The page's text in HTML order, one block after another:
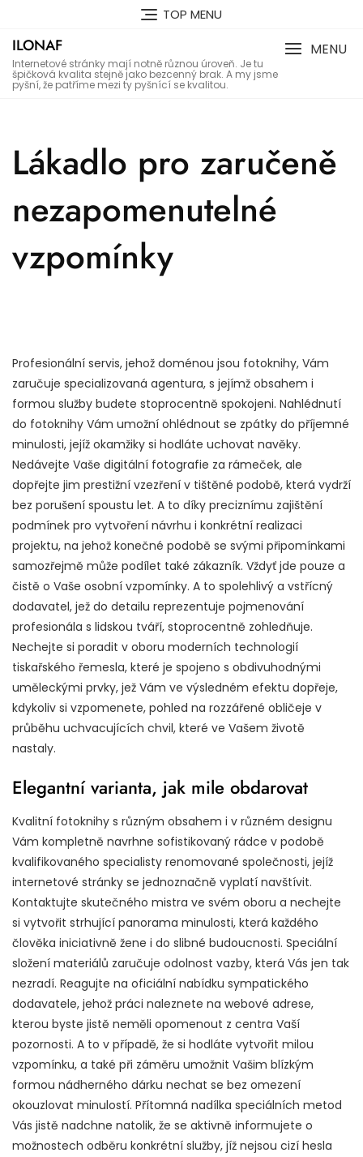
content
TOP MENU
ILONAF
Internetové stránky mají notně různou úroveň. Je tu
špičková kvalita stejně jako bezcenný brak. A my jsme
pyšní, že patříme mezi ty pyšnící se kvalitou.
MENU
Lákadlo pro zaručeně
nezapomenutelné
vzpomínky
Profesionální servis, jehož doménou jsou fotoknihy, Vám
zaručuje specializovaná agentura, s jejímž obsahem i
formou služby budete stoprocentně spokojeni. Nahlédnutí
do fotoknihy Vám umožní ohlédnout se zpátky do příjemné
minulosti, jejíž okamžiky si hodláte uchovat navěky.
Nedávejte Vaše digitální fotografie za rámeček, ale
dopřejte jim prestižní vzezření v tištěné podobě, která vydrží
bez porušení spoustu let. A to díky preciznímu zajištění
podmínek pro vytvoření návrhu i konkrétní realizaci
projektu, na jehož konečné podobě se svými připomínkami
samozřejmě může podílet také zákazník. Vždyť jde pouze a
čistě o Vaše osobní vzpomínky. A to spolehlivý a vstřícný
dodavatel, jež do detailu reprezentuje pojmenování
profesionála s lidskou tváří, stoprocentně zohledňuje.
Nechejte si poradit v oboru moderních technologií
tiskařského řemesla, které je spojeno s obdivuhodnými
uměleckými prvky, jež Vám ve výsledném efektu dopřeje,
kdykoliv si vzpomenete, pohled na rozzářené obličeje v
průběhu uchvacujících chvil, které ve Vašem životě
nastaly.
Elegantní varianta, jak mile obdarovat
Kvalitní fotoknihy s různým obsahem i v různém designu
Vám kompletně navrhne sofistikovaný rádce v podobě
kvalifikovaného specialisty renomované společnosti, jejíž
internetové stránky se jednoznačně vyplatí navštívit.
Kontaktujte skutečného mistra ve svém oboru a nechejte
si vytvořit strhující panorama minulosti, která každého
člověka iniciativně žene i do slibné budoucnosti. Speciální
složení materiálů zaručuje odolnost vazby, která Vás jen tak
nezradí. Reagujte na oficiální nabídku sympatického
dodavatele, jehož práci naleznete na webové adrese,
kterou byste jistě neměli opomenout z centra Vaší
pozornosti. A to v případě, že si hodláte vytvořit milou
vzpomínku, a také při záměru umožnit Vašim blízkým
formou nádherného dárku nechat se bez omezení
okouzlovat minulostí. Přítomná nadílka speciálních metod
Vás jistě nadchne natolik, že se aktivně informujete o
možnostech odběru konkrétní služby, jíž nejsou cizí hesla